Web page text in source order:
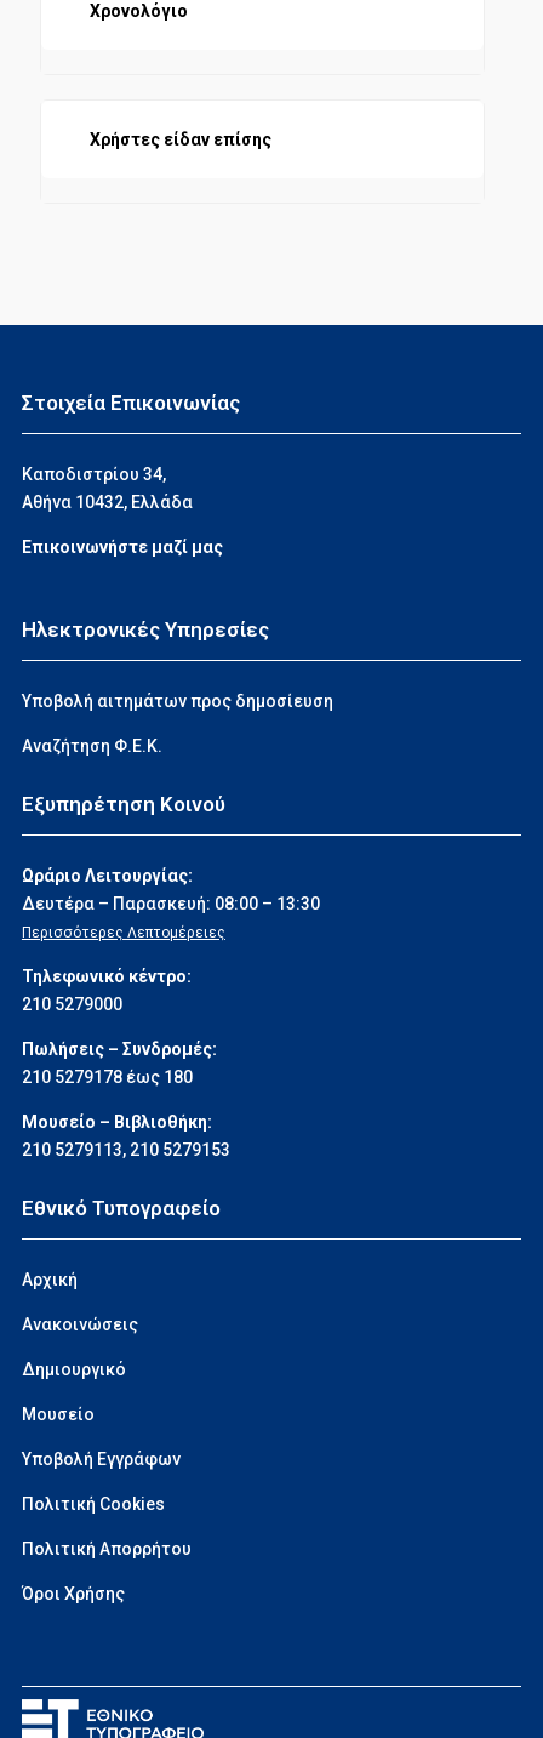
Χρονολόγιο
Χρήστες είδαν επίσης
Στοιχεία Επικοινωνίας
Καποδιστρίου 34,
Αθήνα 10432, Ελλάδα
Επικοινωνήστε μαζί μας
Ηλεκτρονικές Υπηρεσίες
Υποβολή αιτημάτων προς δημοσίευση
Αναζήτηση Φ.Ε.Κ.
Εξυπηρέτηση Κοινού
Ωράριο Λειτουργίας:
Δευτέρα – Παρασκευή: 08:00 – 13:30
Περισσότερες Λεπτομέρειες
Τηλεφωνικό κέντρο:
210 5279000
Πωλήσεις – Συνδρομές:
210 5279178 έως 180
Μουσείο – Βιβλιοθήκη:
210 5279113, 210 5279153
Εθνικό Τυπογραφείο
Αρχική
Ανακοινώσεις
Δημιουργικό
Μουσείο
Υποβολή Εγγράφων
Πολιτική Cookies
Πολιτική Απορρήτου
Όροι Χρήσης